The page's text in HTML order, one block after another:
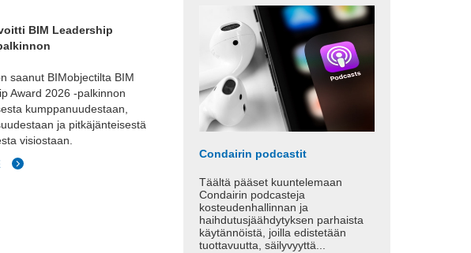
BIM Leadership
saanut BIMobjectilta BIM
Award 2026 -palkinnon
kumppanuudestaan,
ja pitkäjänteisestä
visiostaan.
Condairin podcastit
Täältä pääset kuuntelemaan
Condairin podcasteja
kosteudenhallinnan ja
haihdutusjäähdytyksen parhaista
käytännöistä, joilla edistetään
tuottavuutta, säilyvyyttä...